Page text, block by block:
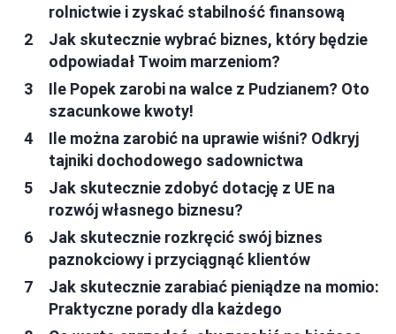
rolnictwie i zyskać stabilność finansową
Jak skutecznie wybrać biznes, który będzie
odpowiadał Twoim marzeniom?
Ile Popek zarobi na walce z Pudzianem? Oto
szacunkowe kwoty!
Ile można zarobić na uprawie wiśni? Odkryj
tajniki dochodowego sadownictwa
Jak skutecznie zdobyć dotację z UE na
rozwój własnego biznesu?
Jak skutecznie rozkręcić swój biznes
paznokciowy i przyciągnąć klientów
Jak skutecznie zarabiać pieniądze na momio:
Praktyczne porady dla każdego